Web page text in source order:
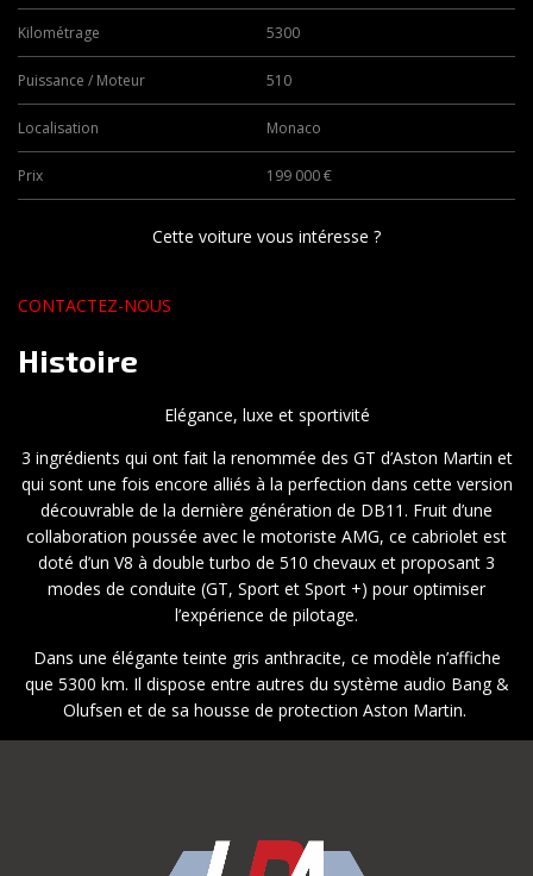
Kilométrage 5300
Puissance / Moteur 510
Localisation Monaco
Prix 199 000 €
Cette voiture vous intéresse ?
CONTACTEZ-NOUS
Histoire
Elégance, luxe et sportivité
3 ingrédients qui ont fait la renommée des GT d’Aston Martin et
qui sont une fois encore alliés à la perfection dans cette version
découvrable de la dernière génération de DB11. Fruit d’une
collaboration poussée avec le motoriste AMG, ce cabriolet est
doté d’un V8 à double turbo de 510 chevaux et proposant 3
modes de conduite (GT, Sport et Sport +) pour optimiser
l’expérience de pilotage.
Dans une élégante teinte gris anthracite, ce modèle n’affiche
que 5300 km. Il dispose entre autres du système audio Bang &
Olufsen et de sa housse de protection Aston Martin.